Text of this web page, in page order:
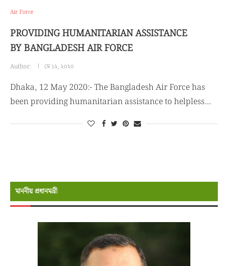
Air Force
PROVIDING HUMANITARIAN ASSISTANCE
BY BANGLADESH AIR FORCE
Author: মে ১২, ২০২০
Dhaka, 12 May 2020:- The Bangladesh Air Force has
been providing humanitarian assistance to helpless…
মাননীয় প্রধানমন্রী